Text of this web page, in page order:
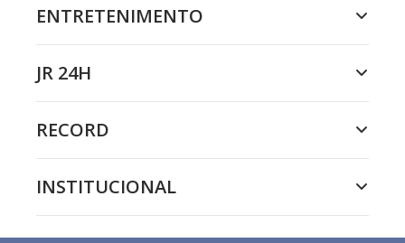
ENTRETENIMENTO
JR 24H
RECORD
INSTITUCIONAL